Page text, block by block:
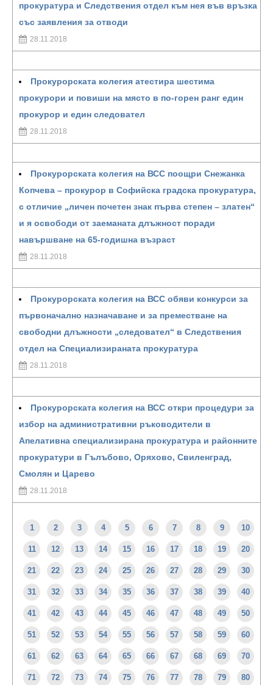
прокуратура и Следствения отдел към нея във връзка
със заявления за отводи
28.11.2018
Прокурорската колегия атестира шестима
прокурори и повиши на място в по-горен ранг един
прокурор и един следовател
28.11.2018
Прокурорската колегия на ВСС поощри Снежанка
Копчева – прокурор в Софийска градска прокуратура,
с отличие „личен почетен знак първа степен – златен“
и я освободи от заеманата длъжност поради
навършване на 65-годишна възраст
28.11.2018
Прокурорската колегия на ВСС обяви конкурси за
първоначално назначаване и за преместване на
свободни длъжности „следовател“ в Следствения
отдел на Специализираната прокуратура
28.11.2018
Прокурорската колегия на ВСС откри процедури за
избор на административни ръководители в
Апелативна специализирана прокуратура и районните
прокуратури в Гълъбово, Оряхово, Свиленград,
Смолян и Царево
28.11.2018
1 2 3 4 5 6 7 8 9 10
11 12 13 14 15 16 17 18 19 20
21 22 23 24 25 26 27 28 29 30
31 32 33 34 35 36 37 38 39 40
41 42 43 44 45 46 47 48 49 50
51 52 53 54 55 56 57 58 59 60
61 62 63 64 65 66 67 68 69 70
71 72 73 74 75 76 77 78 79 80